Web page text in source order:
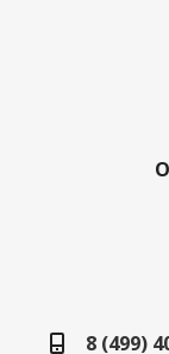
8 (499)